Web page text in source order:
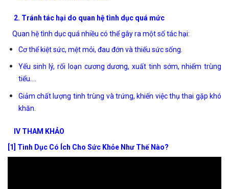
2. Tránh tác hại do quan hệ tình dục quá mức
Quan hệ tình dục quá nhiều có thể gây ra một số tác hại:
Cơ thể kiệt sức, mệt mỏi, đau đớn và thiếu sức sống.
Yếu sinh lý, rối loạn cương dương, xuất tinh sớm, nhiếm trùng
tiểu….
Giảm chất lượng tinh trùng và trứng, khiến việc thụ thai gặp khó
khăn.
IV THAM KHẢO
[1] Tình Dục Có Ích Cho Sức Khỏe Như Thế Nào?